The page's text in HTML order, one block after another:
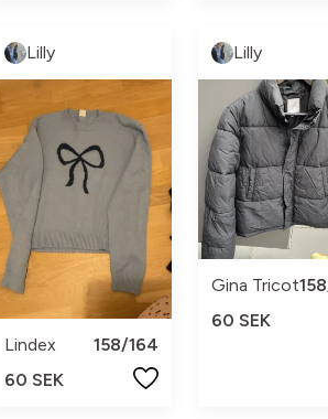
Lilly
Lindex
158/164
60 SEK
Lilly
Gina Tricot
60 SEK